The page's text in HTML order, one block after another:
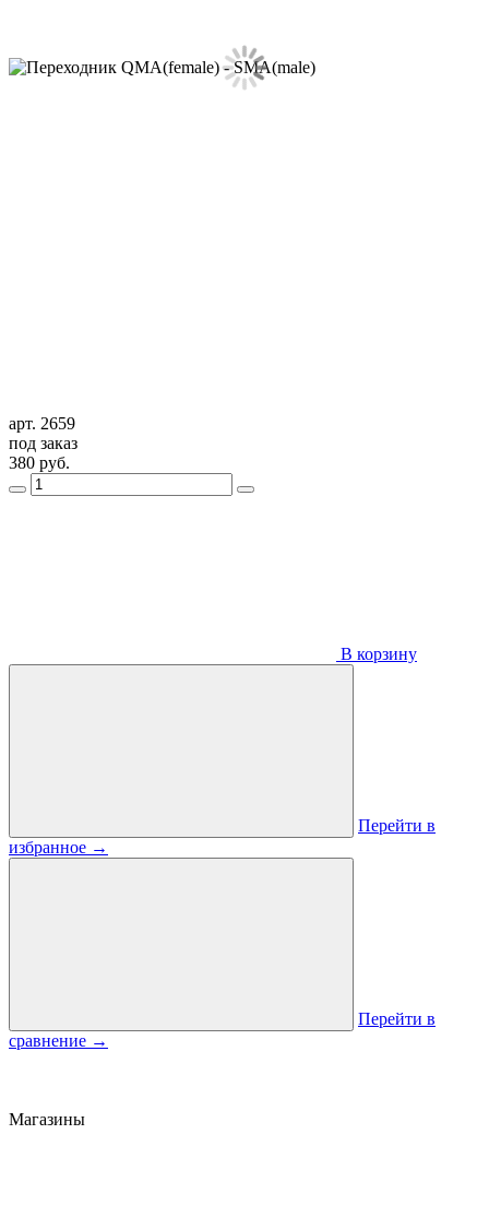
арт. 2659
под заказ
380 руб.
В корзину
Перейти в
избранное →
Перейти в
сравнение →
Магазины